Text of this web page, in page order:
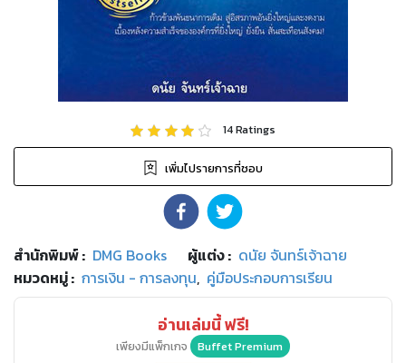
14Ratings
เพิ่มไปรายการที่ชอบ
สำนักพิมพ์: DMG Books ผู้แต่ง : ดนัย จันทร์เจ้าฉาย
หมวดหมู่: การเงิน - การลงทุน, คู่มือประกอบการเรียน
อ่านเล่มนี้ ฟรี!
เพียงมีแพ็กเกจ Buffet Premium